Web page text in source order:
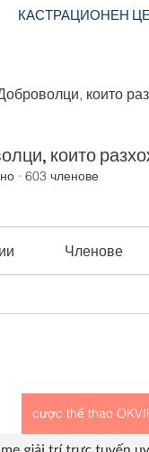
КАСТРАЦИОНЕН
които
които
· 603 членове
Членове
cược thể thao